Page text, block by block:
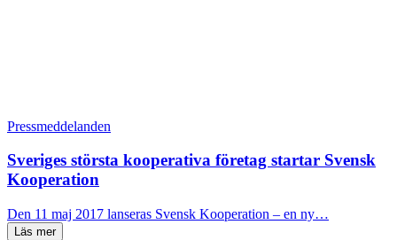
Pressmeddelanden
Sveriges största kooperativa företag startar Svensk
Kooperation
Den 11 maj 2017 lanseras Svensk Kooperation – en ny…
Läs mer